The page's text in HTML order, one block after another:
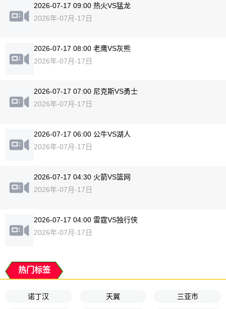
2026-07-17 09:00 热火VS猛龙
2026年-07月-17日
2026-07-17 08:00 老鹰VS灰熊
2026年-07月-17日
2026-07-17 07:00 尼克斯VS勇士
2026年-07月-17日
2026-07-17 06:00 公牛VS湖人
2026年-07月-17日
2026-07-17 04:30 火箭VS篮网
2026年-07月-17日
2026-07-17 04:00 雷霆VS独行侠
2026年-07月-17日
热门标签
诺丁汉 天翼 三亚市